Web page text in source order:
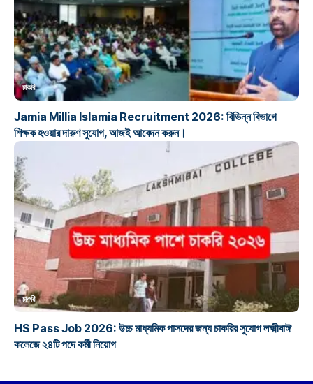
চাকরি
Jamia Millia Islamia Recruitment 2026: বিভিন্ন বিভাগে
শিক্ষক হওয়ার দারুণ সুযোগ, আজই আবেদন করুন।
চাকরি
HS Pass Job 2026: উচ্চ মাধ্যমিক পাসদের জন্য চাকরির সুযোগ লক্ষ্মীবাঈ
কলেজে ২৪টি পদে কর্মী নিয়োগ